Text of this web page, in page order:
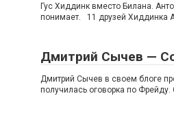
Гус Хиддинк вместо Билана.
понимает. 11 друзей Хиддинка
Дмитрий Сычев —
Дмитрий Сычев в своем блоге
получилась оговорка по Фрейду.